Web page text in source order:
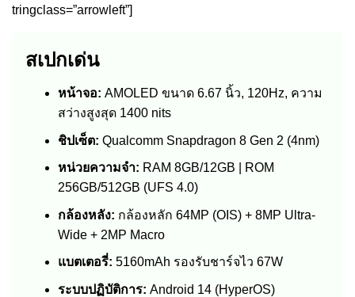
tringclass=”arrowleft”]
สเปกเด่น
หน้าจอ: AMOLED ขนาด 6.67 นิ้ว, 120Hz, ความ
สว่างสูงสุด 1400 nits
ชิปเซ็ต: Qualcomm Snapdragon 8 Gen 2 (4nm)
หน่วยความจำ: RAM 8GB/12GB | ROM
256GB/512GB (UFS 4.0)
กล้องหลัง: กล้องหลัก 64MP (OIS) + 8MP Ultra-
Wide + 2MP Macro
แบตเตอรี่: 5160mAh รองรับชาร์จไว 67W
ระบบปฏิบัติการ: Android 14 (HyperOS)